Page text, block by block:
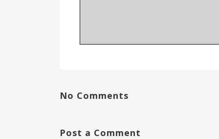
No Comments
Post a Comment